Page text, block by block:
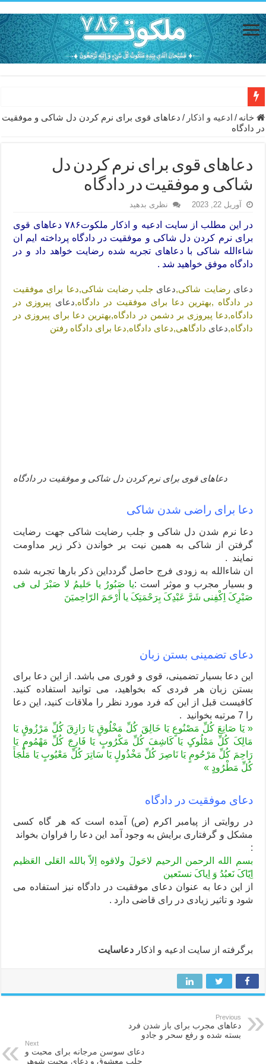
دعای حفظ جان خانواده از بلا در سفر – دعای دفع بلا در قرآن
دعای مجرب برای رفع گرفتاری – ذکر قوی برای جلوگیری از اندوه و
دعا برای عاشق شدن طرف مقابل – عاشق کردن طرف مقابل از راه
دعای حفظ جان عزیزان از بلا در سفر – دعا برای رفع حوادث بد روزانه
انواع ذکرهای الهی و خواص آن – مجرب ترین ذکرها برای برآوردن
دعای قوی برای حاجات دنیا و آخرت – حاجت روایی و رفع مشکلات
ختم سوره تکاثر برای جذب ثروت – خواص و برکات سوره تکاثر
دعای ابودردا برای در امان ماندن از بلا – دعای ایمنی از سوختن
خانه / ادعيه و اذكار / دعاهای قوی برای نرم کردن دل شاکی و موفقیت
در دادگاه
دعاهای قوی برای نرم کردن دل
شاکی و موفقیت در دادگاه
آوریل 22, 2023 نظری بدهید
در این مطلب از سایت ادعیه و اذکار ملکوت۷۸۶
دعاهای قوی
برای نرم کردن دل شاکی و موفقیت در دادگاه پرداخته ایم ان
شاءالله شاکی با دعاهای تجربه شده رضایت خواهد داد و در
دادگاه موفق خواهید شد .
دعای رضایت شاکی,دعای جلب رضایت شاکی,دعا برای موفقیت
در دادگاه ,بهترین دعا برای موفقیت در دادگاه,دعای پیروزی در
دادگاه,دعا پیروزی بر دشمن در دادگاه,بهترین دعا برای پیروزی در
دادگاه,دعای دادگاهی,دعای دادگاه,دعا برای دادگاه رفتن
دعاهای قوی برای نرم کردن دل شاکی و موفقیت در دادگاه
دعا برای راضی شدن شاکی
دعا نرم شدن دل شاکی و جلب رضایت شاکی جهت رضایت
گرفتن از شاکی به همین نیت بر خواندن ذکر زیر مداومت
نمایند .
ان شاءالله به زودی فرج حاصل گردداین ذکر بارها تجربه شده
و بسیار مجرب و موثر است :یا صَبُورُ یا حَلیمُ لا صَبْرَ لی فی
صَبْرِکَ اِکْفِنی شَرَّ عَبْدِکَ بِرَحْمَتِکَ یا أَرْحَمَ الرّاحِمیَنَ
دعای تضمینی بستن زبان
این دعا بسیار تضمینی، قوی و فوری می باشد. از این دعا برای
بستن زبان هر فردی که بخواهید، می توانید استفاده کنید.
کافیست قبل از این که فرد مورد نظر را ملاقات کنید، این دعا
را 7 مرتبه بخوانید .
« یَا صَانِعَ کُلِّ مَصْنُوعٍ یَا خَالِقَ کُلِّ مَخْلُوقٍ یَا رَازِقَ کُلِّ مَرْزُوقٍ یَا
مَالِکَ کُلِّ مَمْلُوکٍ یَا کَاشِفَ کُلِّ مَکْرُوبٍ یَا فَارِجَ کُلِّ مَهْمُومٍ یَا
رَاحِمَ کُلِّ مَرْحُومٍ یَا نَاصِرَ کُلِّ مَخْذُولٍ یَا سَاتِرَ کُلِّ مَعْیُوبٍ یَا مَلْجَأَ
کُلِّ مَطْرُودٍ »
دعای موفقیت در دادگاه
در روایتی از پیامبر اکرم (ص) آمده است که هر گاه کسی
مشکل و گرفتاری برایش به وجود آمد این دعا را فراوان بخواند
:
بسم الله الرحمن الرحیم لاحَولَ ولاقوه اِلاّ بالله العَلی العَظیم
اِیّاکَ نَعبُدُ وَ اِیاکَ نستَعین
از این دعا به عنوان دعای موفقیت در دادگاه نیز استفاده می
شود و تاثیر زیادی در رای قاضی دارد .
برگرفته از سایت ادعیه و اذکاردعاسایت
Previous
دعاهای مجرب برای باز شدن فرد
بسته شده و رفع سحر و جادو
Next
دعای سوسن مرجانه برای محبت و
جلب معشوق و دعای محبت شوهر